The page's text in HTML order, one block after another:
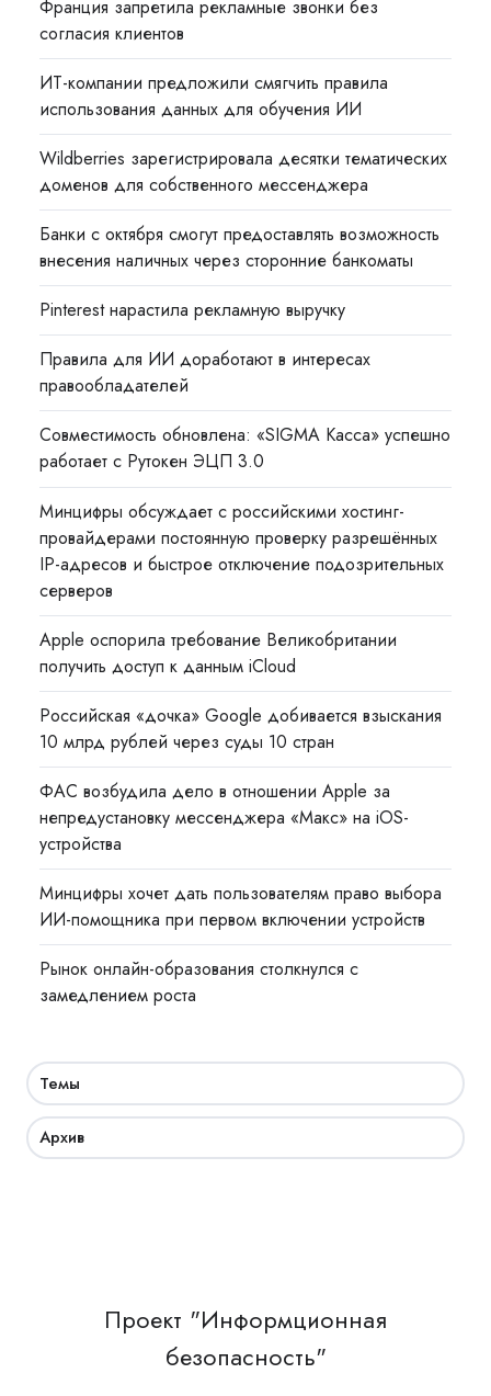
Франция запретила рекламные звонки без
согласия клиентов
ИТ-компании предложили смягчить правила
использования данных для обучения ИИ
Wildberries зарегистрировала десятки тематических
доменов для собственного мессенджера
Банки с октября смогут предоставлять возможность
внесения наличных через сторонние банкоматы
Pinterest нарастила рекламную выручку
Правила для ИИ доработают в интересах
правообладателей
Совместимость обновлена: «SIGMA Касса» успешно
работает с Рутокен ЭЦП 3.0
Минцифры обсуждает с российскими хостинг-
провайдерами постоянную проверку разрешённых
IP-адресов и быстрое отключение подозрительных
серверов
Apple оспорила требование Великобритании
получить доступ к данным iCloud
Российская «дочка» Google добивается взыскания
10 млрд рублей через суды 10 стран
ФАС возбудила дело в отношении Apple за
непредустановку мессенджера «Макс» на iOS-
устройства
Минцифры хочет дать пользователям право выбора
ИИ-помощника при первом включении устройств
Рынок онлайн-образования столкнулся с
замедлением роста
Темы
Архив
Проект "Информционная
безопасность"